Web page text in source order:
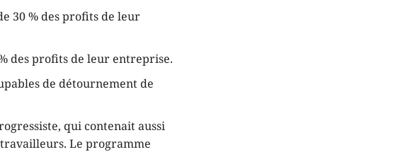
30 % des profits de leur
des profits de leur entreprise.
de détournement de
qui contenait aussi
Le programme